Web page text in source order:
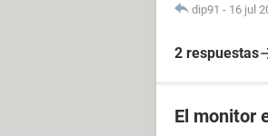
dip91 - 16 jul
2 respuestas
El monitor